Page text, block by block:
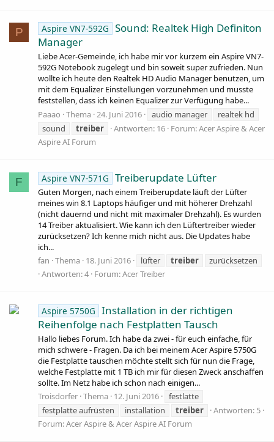
P Aspire VN7-592G Sound: Realtek High Definiton
Manager
Liebe Acer-Gemeinde, ich habe mir vor kurzem ein Aspire VN7-
592G Notebook zugelegt und bin soweit super zufrieden. Nun
wollte ich heute den Realtek HD Audio Manager benutzen, um
mit dem Equalizer Einstellungen vorzunehmen und musste
feststellen, dass ich keinen Equalizer zur Verfügung habe...
Paaao Thema 24. Juni 2016 audio manager
realtek hd
sound
treiber Antworten: 16 Forum:Acer Aspire & Acer
Aspire AI Forum
F Aspire VN7-571G Treiberupdate Lüfter
Guten Morgen, nach einem Treiberupdate läuft der Lüfter
meines win 8.1 Laptops häufiger und mit höherer Drehzahl
(nicht dauernd und nicht mit maximaler Drehzahl). Es wurden
14 Treiber aktualisiert. Wie kann ich den Lüftertreiber wieder
zurücksetzen? Ich kenne mich nicht aus. Die Updates habe
ich...
fan Thema 18. Juni 2016 lüfter treiber
zurücksetzen
Antworten: 4 Forum:Acer Treiber
Aspire 5750G Installation in der richtigen
Reihenfolge nach Festplatten Tausch
Hallo liebes Forum. Ich habe da zwei - für euch einfache, für
mich schwere - Fragen. Da ich bei meinem Acer Aspire 5750G
die Festplatte tauschen möchte stellt sich für nun die Frage,
welche Festplatte mit 1 TB ich mir für diesen Zweck anschaffen
sollte. Im Netz habe ich schon nach einigen...
Troisdorfer Thema 12. Juni 2016
festlatte
festplatte aufrüsten
installation treiber
Antworten: 5
Forum:Acer Aspire & Acer Aspire AI Forum